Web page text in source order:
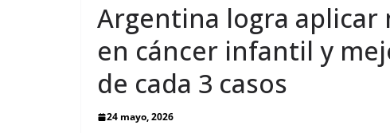
Argentina logra aplicar
en cáncer infantil y
de cada 3 casos
24 mayo, 2026